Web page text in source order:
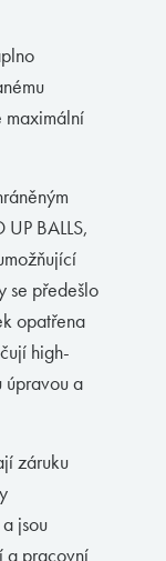
maximální
BALLS,
se předešlo
opatřena
high-
úpravou a
záruku
jsou
a pracovní